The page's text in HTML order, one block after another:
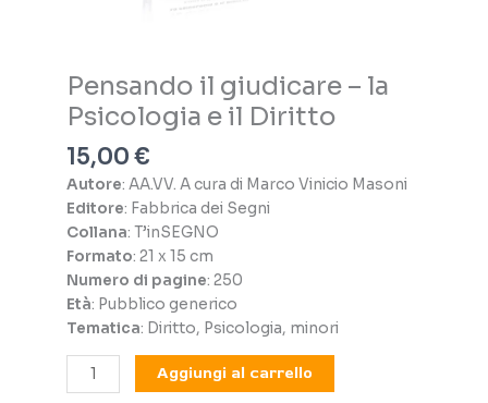
Pensando il giudicare – la
Psicologia e il Diritto
15,00€
Autore: AA.VV. A cura di Marco Vinicio Masoni
Editore: Fabbrica dei Segni
Collana: T’inSEGNO
Formato: 21 x 15 cm
Numero di pagine: 250
Età: Pubblico generico
Tematica: Diritto, Psicologia, minori
Pensando
il
Aggiungi al carrello